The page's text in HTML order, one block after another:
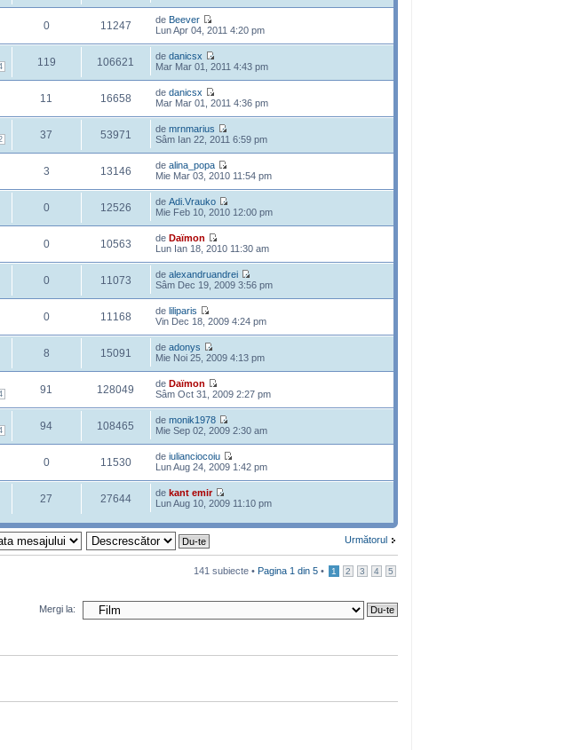
0 11247 de Beever
Lun Apr 04, 2011 4:20 pm
119 106621 de danicsx
Mar Mar 01, 2011 4:43 pm
11 16658 de danicsx
Mar Mar 01, 2011 4:36 pm
37 53971 de mrnmarius
Sâm Ian 22, 2011 6:59 pm
3 13146 de alina_popa
Mie Mar 03, 2010 11:54 pm
0 12526 de Adi.Vrauko
Mie Feb 10, 2010 12:00 pm
0 10563 de Daïmon
Lun Ian 18, 2010 11:30 am
0 11073 de alexandruandrei
Sâm Dec 19, 2009 3:56 pm
0 11168 de liliparis
Vin Dec 18, 2009 4:24 pm
8 15091 de adonys
Mie Noi 25, 2009 4:13 pm
91 128049 de Daïmon
Sâm Oct 31, 2009 2:27 pm
94 108465 de monik1978
Mie Sep 02, 2009 2:30 am
0 11530 de iulianciocoiu
Lun Aug 24, 2009 1:42 pm
27 27644 de kant emir
Lun Aug 10, 2009 11:10 pm
Următorul
141 subiecte • Pagina 1 din 5 • 1 2 3 4 5
Mergi la: